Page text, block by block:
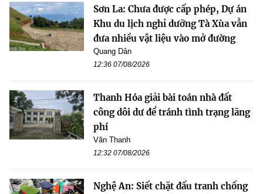
Sơn La: Chưa được cấp phép, Dự án
Khu du lịch nghỉ dưỡng Tà Xùa vẫn
đưa nhiều vật liệu vào mở đường
Quang Dân
12:36 07/08/2026
Thanh Hóa giải bài toán nhà đất
công dôi dư để tránh tình trạng lãng
phí
Văn Thanh
12:32 07/08/2026
Nghệ An: Siết chặt đấu tranh chống